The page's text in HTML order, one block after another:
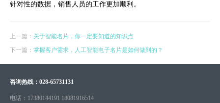
针对性的数据，销售人员的工作更加顺利。
上一篇： 关于智能名片，你一定要知道的知识点
下一篇： 掌握客户需求，人工智能电子名片是如何做到的？
咨询热线： 028-65731131
电话： 17380144191 18081916514